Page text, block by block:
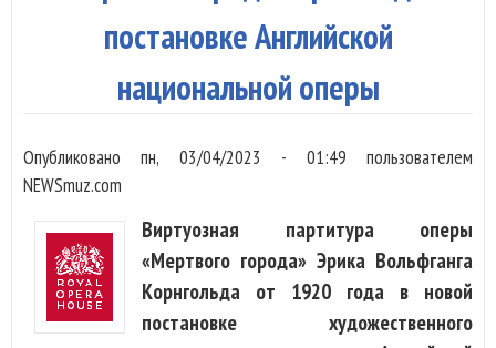
постановке Английской
национальной оперы
Опубликованопн, 03/04/2023 - 01:49 пользователем
NEWSmuz.com
Виртуозная партитура оперы
«Мертвого города» Эрика Вольфганга
Корнгольда от 1920 года в новой
постановке художественного